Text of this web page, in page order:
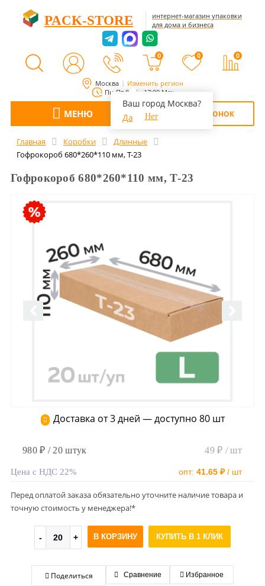
Москва Изменить регион
Ваш город Москва?
Да
Нет
Пн-Пт 8:00 - 17:00 Мск
PACK-STORE
интернет-магазин упаковки
для дома и бизнеса
0 0 0
МЕНЮ ОБРАТНЫЙ ЗВОНОК
Главная Коробки
Длинные
Гофрокороб 680*260*110 мм, Т-23
Гофрокороб 680*260*110 мм, Т-23
Доставка от 3 дней — доступно 80 шт
980 ₽ / 20 штук 49 ₽ / шт
Цена с НДС 22% опт: 41.65 ₽/ шт
Перед оплатой заказа обязательно уточните наличие товара и
точную стоимость у менеджера!*
В КОРЗИНУ КУПИТЬ В 1 КЛИК
Поделиться Сравнение Избранное